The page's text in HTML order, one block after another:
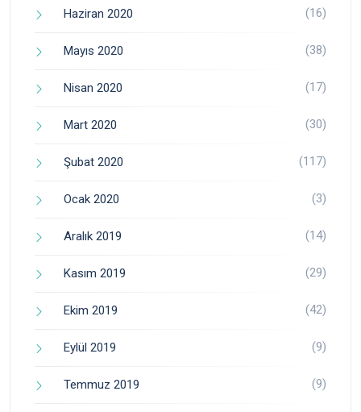
Haziran 2020 (16)
Mayıs 2020 (38)
Nisan 2020 (17)
Mart 2020 (30)
Şubat 2020 (117)
Ocak 2020 (3)
Aralık 2019 (14)
Kasım 2019 (29)
Ekim 2019 (42)
Eylül 2019 (9)
Temmuz 2019 (9)